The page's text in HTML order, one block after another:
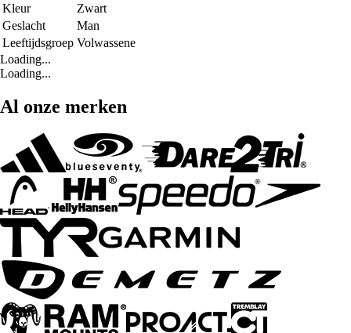
Kleur
Zwart
Geslacht
Man
Leeftijdsgroep Volwassene
Loading...
Loading...
Al onze merken